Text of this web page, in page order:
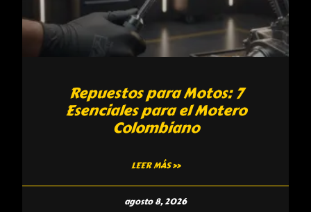
Repuestos para Motos: 7
Esenciales para el Motero
Colombiano
LEER MÁS »
agosto 8, 2026